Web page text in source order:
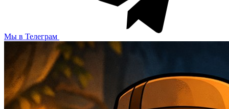
Мы в Телеграм